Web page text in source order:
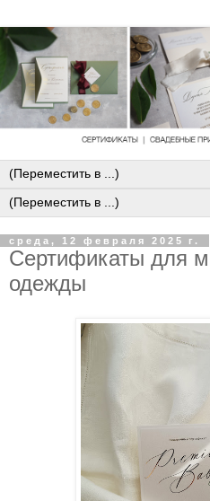
среда, 12 февраля 2025 г.
Сертификаты для
одежды